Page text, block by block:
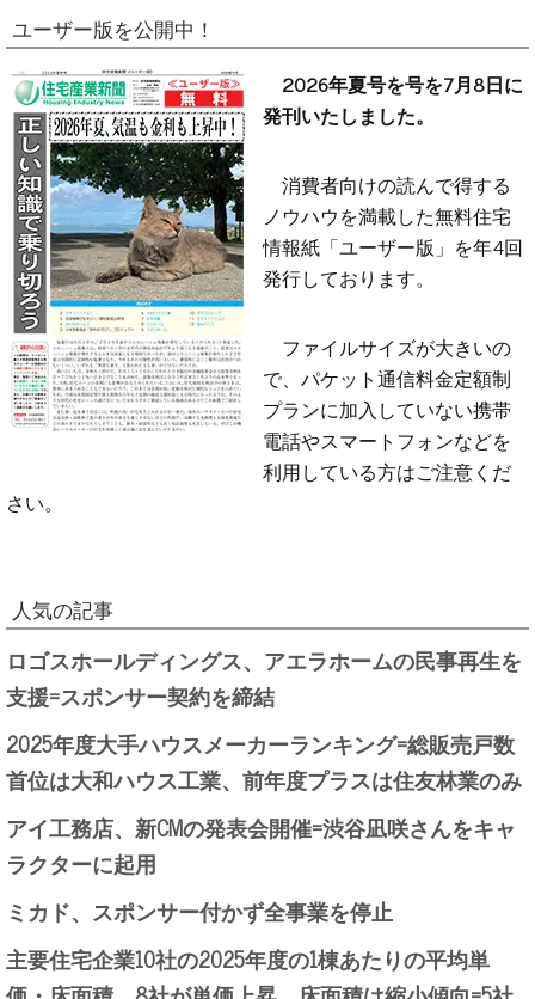
ユーザー版を公開中！
2026年夏号を号を7月8日に
発刊いたしました。
消費者向けの読んで得する
ノウハウを満載した無料住宅
情報紙「ユーザー版」を年4回
発行しております。
ファイルサイズが大きいの
で、パケット通信料金定額制
プランに加入していない携帯
電話やスマートフォンなどを
利用している方はご注意くだ
さい。
人気の記事
ロゴスホールディングス、アエラホームの民事再生を
支援=スポンサー契約を締結
2025年度大手ハウスメーカーランキング=総販売戸数
首位は大和ハウス工業、前年度プラスは住友林業のみ
アイ工務店、新CMの発表会開催=渋谷凪咲さんをキャ
ラクターに起用
ミカド、スポンサー付かず全事業を停止
主要住宅企業10社の2025年度の1棟あたりの平均単